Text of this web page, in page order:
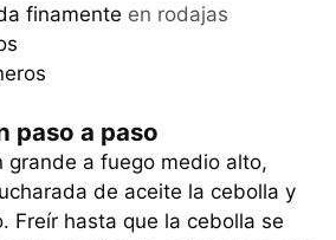
finamente en rodajas
paso a paso
grande a fuego medio alto,
de aceite la cebolla y
Freír hasta que la cebolla se